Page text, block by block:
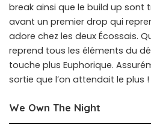
break ainsi que le build up sont
avant un premier drop qui
adore chez les deux Écossais.
reprend tous les éléments du
touche plus Euphorique.
sortie que l’on attendait le plus !
We Own The Night